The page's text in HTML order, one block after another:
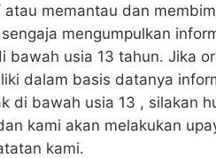
memantau dan
mengumpulkan
usia 13 tahun. Jika
dalam basis datanya
di bawah usia 13 , silakan
kami akan melakukan
kami.